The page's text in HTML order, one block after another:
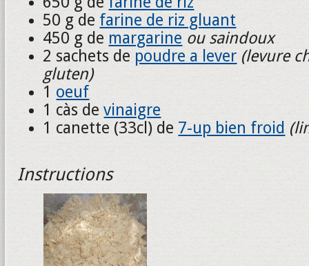
50 g de farine de riz gluant
450 g de margarine ou saindoux
2 sachets de poudre a lever (levure
gluten)
1 oeuf
1 càs de vinaigre
1 canette (33cl) de 7-up bien froid
Instructions